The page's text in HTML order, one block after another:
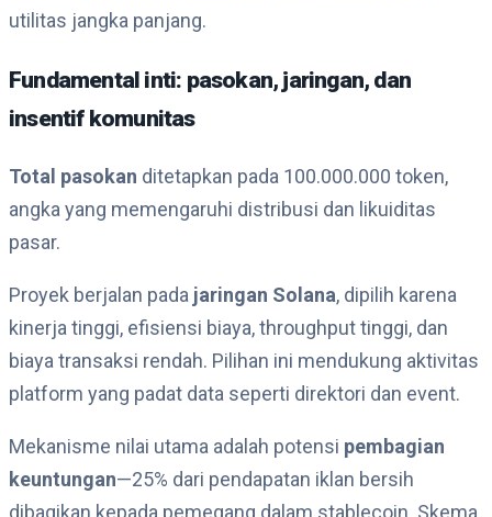
utilitas jangka panjang.
Fundamental inti: pasokan, jaringan, dan
insentif komunitas
Total pasokan ditetapkan pada 100.000.000 token,
angka yang memengaruhi distribusi dan likuiditas
pasar.
Proyek berjalan pada jaringan Solana, dipilih karena
kinerja tinggi, efisiensi biaya, throughput tinggi, dan
biaya transaksi rendah. Pilihan ini mendukung aktivitas
platform yang padat data seperti direktori dan event.
Mekanisme nilai utama adalah potensi pembagian
keuntungan—25% dari pendapatan iklan bersih
dibagikan kepada pemegang dalam stablecoin. Skema